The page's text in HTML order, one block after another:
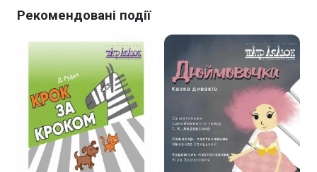
Рекомендовані події